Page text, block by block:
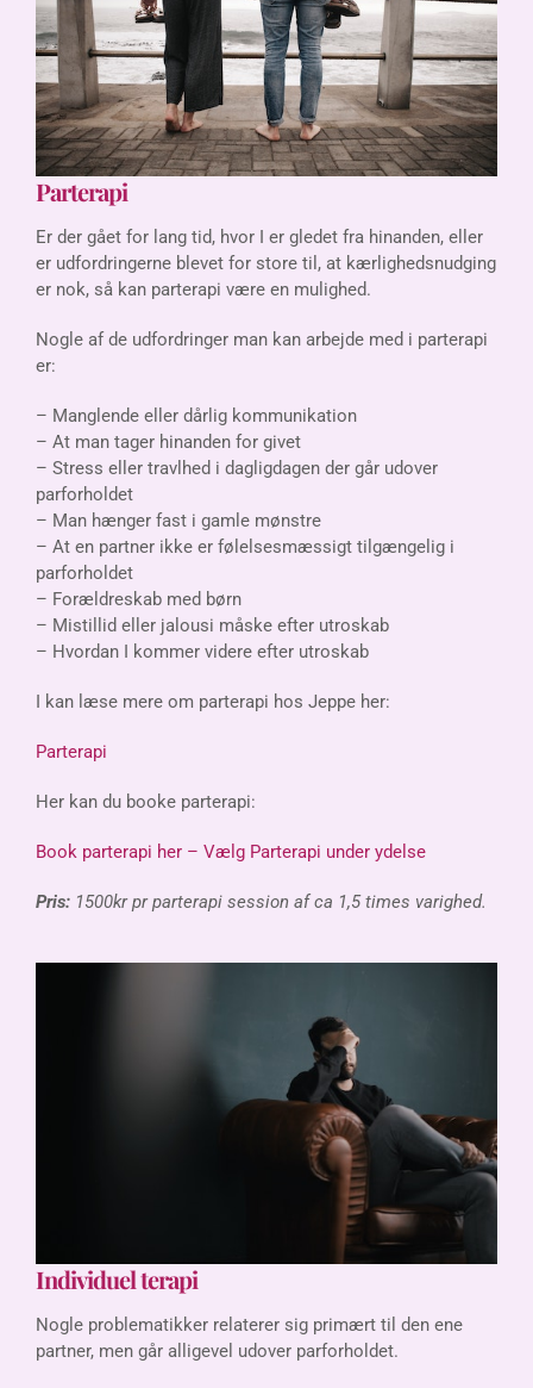
Parterapi
Er der gået for lang tid, hvor I er gledet fra hinanden, eller
er udfordringerne blevet for store til, at kærlighedsnudging
er nok, så kan parterapi være en mulighed.
Nogle af de udfordringer man kan arbejde med i parterapi
er:
– Manglende eller dårlig kommunikation
– At man tager hinanden for givet
– Stress eller travlhed i dagligdagen der går udover
parforholdet
– Man hænger fast i gamle mønstre
– At en partner ikke er følelsesmæssigt tilgængelig i
parforholdet
– Forældreskab med børn
– Mistillid eller jalousi måske efter utroskab
– Hvordan I kommer videre efter utroskab
I kan læse mere om parterapi hos Jeppe her:
Parterapi
Her kan du booke parterapi:
Book parterapi her – Vælg Parterapi under ydelse
Pris:1500kr pr parterapi session af ca 1,5 times varighed.
Individuel terapi
Nogle problematikker relaterer sig primært til den ene
partner, men går alligevel udover parforholdet.